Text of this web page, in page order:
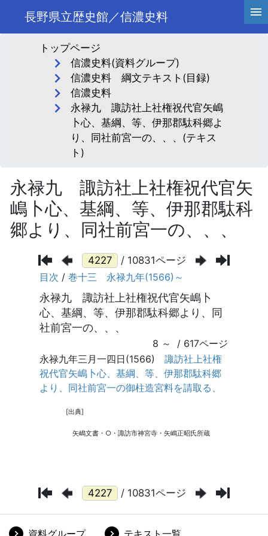
長野県立歴史館／信濃史料
トップページ
信濃史料(資料グループ)
信濃史料 綱文テキスト(目録)
信濃史料
永禄九 諏訪社上社権祝代官矢嶋
卜心、基綱、等、伊那郡駄科郷よ
り、同社前宮一の、、、(テキス
ト)
永禄九 諏訪社上社権祝代官矢
嶋卜心、基綱、等、伊那郡駄科
郷より、同社前宮一の、、、
/ 10831ページ
/ 10831ページ
資料グループ テキスト一覧